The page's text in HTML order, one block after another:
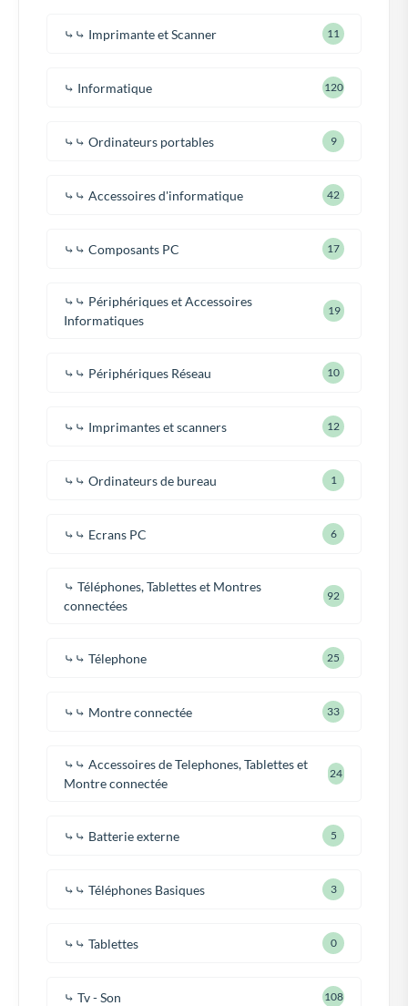
⤷⤷ Imprimante et Scanner 11
⤷ Informatique 120
⤷⤷ Ordinateurs portables 9
⤷⤷ Accessoires d'informatique 42
⤷⤷ Composants PC 17
⤷⤷ Périphériques et Accessoires
Informatiques
19
⤷⤷ Périphériques Réseau 10
⤷⤷ Imprimantes et scanners 12
⤷⤷ Ordinateurs de bureau 1
⤷⤷ Ecrans PC 6
⤷ Téléphones, Tablettes et Montres
connectées
92
⤷⤷ Télephone 25
⤷⤷ Montre connectée 33
⤷⤷ Accessoires de Telephones, Tablettes et
Montre connectée
24
⤷⤷ Batterie externe 5
⤷⤷ Téléphones Basiques 3
⤷⤷ Tablettes 0
⤷ Tv - Son 108